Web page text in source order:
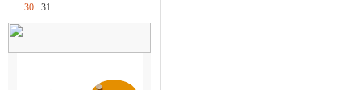
30
31